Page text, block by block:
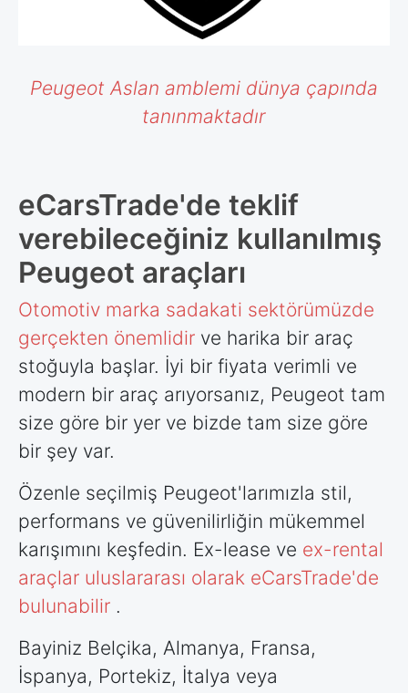
Peugeot Aslan amblemi dünya çapında
tanınmaktadır
eCarsTrade'de teklif
verebileceğiniz kullanılmış
Peugeot araçları
Otomotiv marka sadakati sektörümüzde
gerçekten önemlidir ve harika bir araç
stoğuyla başlar. İyi bir fiyata verimli ve
modern bir araç arıyorsanız, Peugeot tam
size göre bir yer ve bizde tam size göre
bir şey var.
Özenle seçilmiş Peugeot'larımızla stil,
performans ve güvenilirliğin mükemmel
karışımını keşfedin. Ex-lease ve ex-rental
araçlar uluslararası olarak eCarsTrade'de
bulunabilir .
Bayiniz Belçika, Almanya, Fransa,
İspanya, Portekiz, İtalya veya